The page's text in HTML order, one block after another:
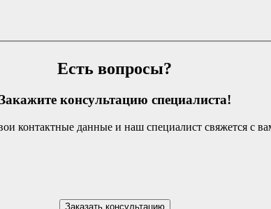
Есть вопросы?
Закажите консультацию специалиста!
контактные данные и наш специалист свяжется с
Заказать консультацию